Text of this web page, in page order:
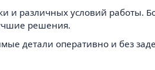
и различных условий работы.
решения.
детали оперативно и без